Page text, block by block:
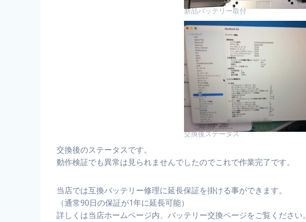
新品バッテリー取付
交換後ステータス
交換後のステータスです。
動作検証でも異常は見られませんでしたのでこれで作業完了です。
当店では互換バッテリー修理に延長保証を掛ける事ができます。
（通常90日の保証が1年に延長可能）
詳しくは当店ホームページ内、バッテリー交換ページをご覧ください。